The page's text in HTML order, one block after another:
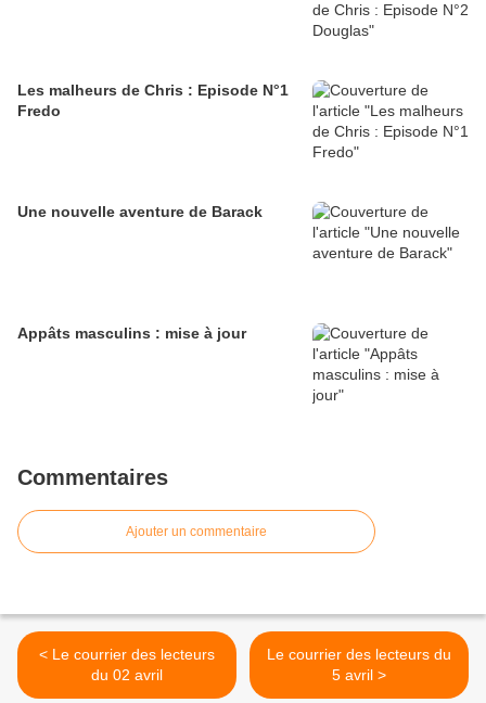
Les malheurs de Chris : Episode N°1
Fredo
Une nouvelle aventure de Barack
Appâts masculins : mise à jour
Commentaires
Ajouter un commentaire
< Le courrier des lecteurs
du 02 avril
Le courrier des lecteurs du
5 avril >